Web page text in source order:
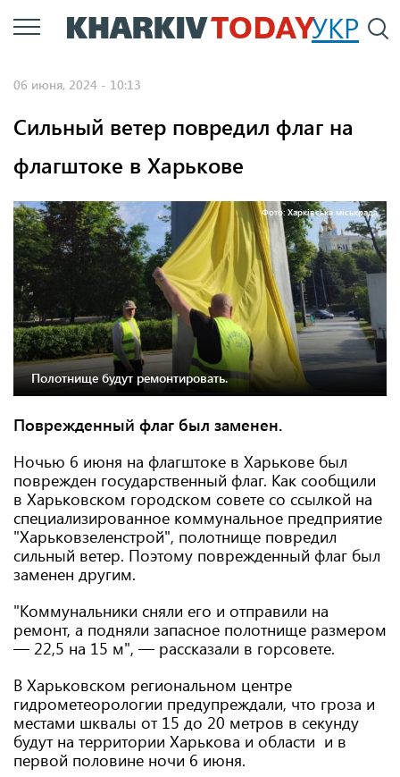
Перейти
к
УКР
06 июня, 2024 - 10:13
Сильный ветер повредил флаг на
флагштоке в Харькове
Фото: Харківська міськрада
Полотнище будут ремонтировать.
Поврежденный флаг был заменен.
Ночью 6 июня на флагштоке в Харькове был
поврежден государственный флаг. Как сообщили
в Харьковском городском совете со ссылкой на
специализированное коммунальное предприятие
"Харьковзеленстрой", полотнище повредил
сильный ветер. Поэтому поврежденный флаг был
заменен другим.
"Коммунальники сняли его и отправили на
ремонт, а подняли запасное полотнище размером
— 22,5 на 15 м", — рассказали в горсовете.
В Харьковском региональном центре
гидрометеорологии предупреждали, что гроза и
местами шквалы от 15 до 20 метров в секунду
будут на территории Харькова и области и в
первой половине ночи 6 июня.